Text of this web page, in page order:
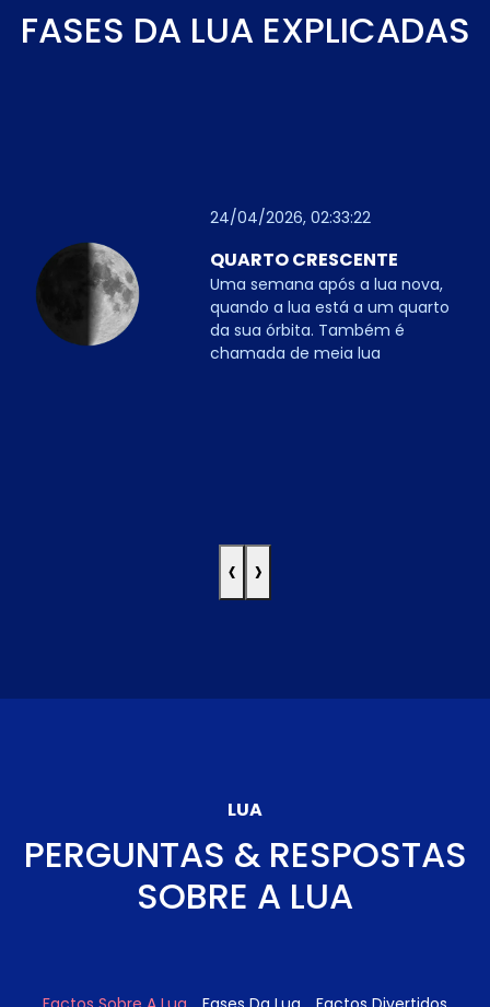
FASES DA LUA EXPLICADAS
24/04/2026, 02:33:22
QUARTO CRESCENTE
Uma semana após a lua nova,
quando a lua está a um quarto
da sua órbita. Também é
chamada de meia lua
‹ ›
LUA
PERGUNTAS & RESPOSTAS
SOBRE A LUA